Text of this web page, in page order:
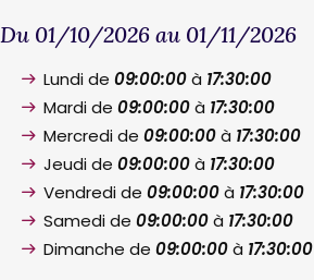
Du 01/10/2026 au 01/11/2026
Lundi de 09:00:00à 17:30:00
Mardi de 09:00:00à 17:30:00
Mercredi de 09:00:00à 17:30:00
Jeudi de 09:00:00à 17:30:00
Vendredi de 09:00:00à 17:30:00
Samedi de 09:00:00à 17:30:00
Dimanche de 09:00:00à 17:30:00